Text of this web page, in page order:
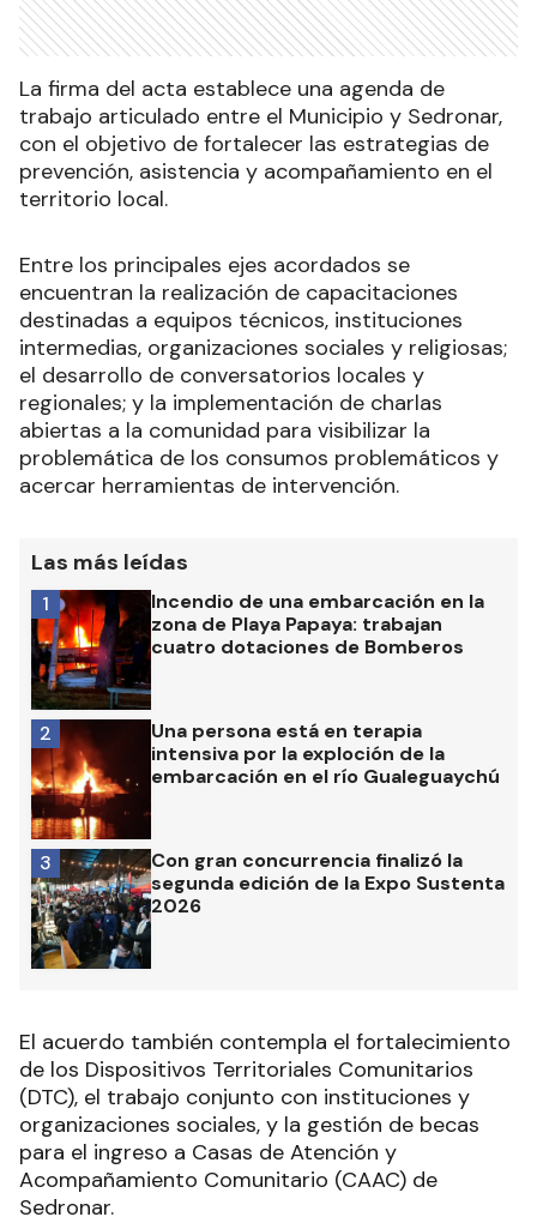
La firma del acta establece una agenda de
trabajo articulado entre el Municipio y Sedronar,
con el objetivo de fortalecer las estrategias de
prevención, asistencia y acompañamiento en el
territorio local.
Entre los principales ejes acordados se
encuentran la realización de capacitaciones
destinadas a equipos técnicos, instituciones
intermedias, organizaciones sociales y religiosas;
el desarrollo de conversatorios locales y
regionales; y la implementación de charlas
abiertas a la comunidad para visibilizar la
problemática de los consumos problemáticos y
acercar herramientas de intervención.
Las más leídas
Incendio de una embarcación en la
zona de Playa Papaya: trabajan
cuatro dotaciones de Bomberos
1
Una persona está en terapia
intensiva por la exploción de la
embarcación en el río Gualeguaychú
2
Con gran concurrencia finalizó la
segunda edición de la Expo Sustenta
2026
3
El acuerdo también contempla el fortalecimiento
de los Dispositivos Territoriales Comunitarios
(DTC), el trabajo conjunto con instituciones y
organizaciones sociales, y la gestión de becas
para el ingreso a Casas de Atención y
Acompañamiento Comunitario (CAAC) de
Sedronar.